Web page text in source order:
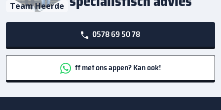
Team Heerde
0578 69 50 78
ff met ons appen? Kan ook!